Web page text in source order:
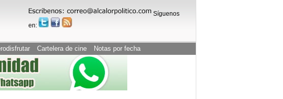
Síguenos
en:
Cartelera de cine Notas por fecha